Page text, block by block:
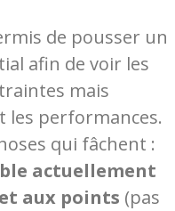
de pousser un
afin de voir les
mais
les performances.
qui fâchent :
actuellement
aux points (pas